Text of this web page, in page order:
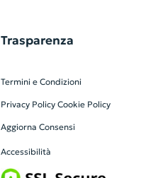
Trasparenza
Termini e Condizioni
Privacy Policy Cookie Policy
Aggiorna Consensi
Accessibilità